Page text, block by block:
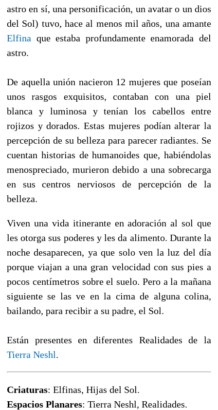
astro en sí, una personificación, un avatar o un dios
del Sol) tuvo, hace al menos mil años, una amante
Elfina que estaba profundamente enamorada del
astro.
De aquella unión nacieron 12 mujeres que poseían
unos rasgos exquisitos, contaban con una piel
blanca y luminosa y tenían los cabellos entre
rojizos y dorados. Estas mujeres podían alterar la
percepción de su belleza para parecer radiantes. Se
cuentan historias de humanoides que, habiéndolas
menospreciado, murieron debido a una sobrecarga
en sus centros nerviosos de percepción de la
belleza.
Viven una vida itinerante en adoración al sol que
les otorga sus poderes y les da alimento. Durante la
noche desaparecen, ya que solo ven la luz del día
porque viajan a una gran velocidad con sus pies a
pocos centímetros sobre el suelo. Pero a la mañana
siguiente se las ve en la cima de alguna colina,
bailando, para recibir a su padre, el Sol.
Están presentes en diferentes Realidades de la
Tierra Neshl.
Criaturas: Elfinas, Hijas del Sol.
Espacios Planares: Tierra Neshl, Realidades.